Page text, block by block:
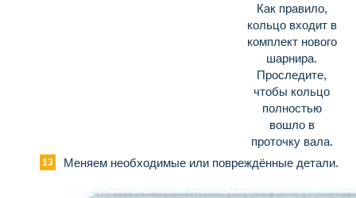
Как правило,
кольцо входит в
комплект нового
шарнира.
Проследите,
чтобы кольцо
полностью
вошло в
проточку вала.
Меняем необходимые или повреждённые детали.